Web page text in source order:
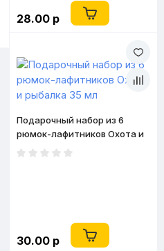
28.00 р
Подарочный набор из 6
рюмок-лафитников Охота и
рыбалка 35 мл
30.00 р